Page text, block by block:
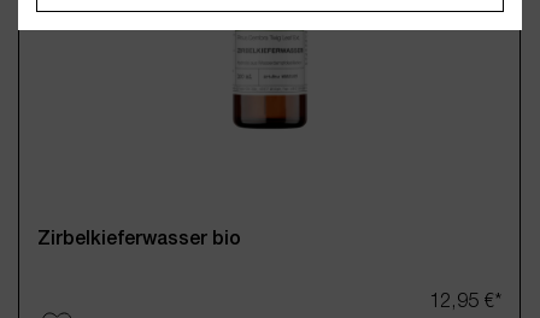
Zirbelkieferwasser bio
12,95 €*